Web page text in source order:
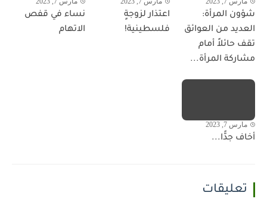
شؤون المرأة:
العديد من العوائق
تقف حائلاً أمام
مشاركة المرأة...
اعتذار لزوجةٍ
فلسطينية!
نساء في قفص
الاتهام
مارس 7, 2023
أخاف جدًّا...
تعليقات